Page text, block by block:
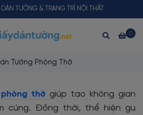
DÁN TƯỜNG & TRANG TRÍ NỘI THẤT
0
Tường Phòng Thờ
thờ giúp tạo không gian
cúng. Đồng thời, thể hiện gu